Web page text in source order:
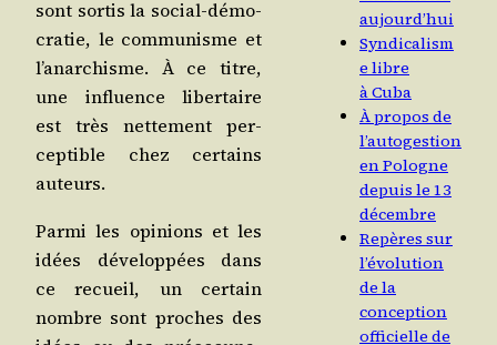
sont sor­tis la social-démo­
cra­tie, le com­mu­nisme et
l’a­nar­chisme. À ce titre,
une influence liber­taire
est très net­te­ment per­
cep­tible chez cer­tains
auteurs.
Par­mi les opi­nions et les
idées déve­lop­pées dans
ce recueil, un cer­tain
nombre sont proches des
aujourd’hui
Syndicalism
e libre
à Cuba
À propos de
l’autogestion
en Pologne
depuis le 13
décembre
Repères sur
l’évolution
de la
conception
officielle de